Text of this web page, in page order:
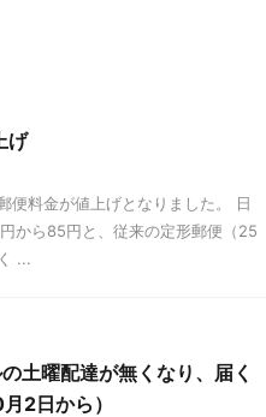
げ
便料金が値上げとなりました。 日
から85円と、従来の定形郵便（25
...
土曜配達が無くなり、届く
2日から）